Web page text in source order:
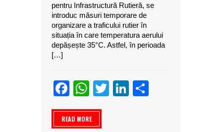
pentru Infrastructură Rutieră, se
introduc măsuri temporare de
organizare a traficului rutier în
situația în care temperatura aerului
depășește 35°C. Astfel, în perioada
[…]
Facebook
WhatsApp
TwitterLinkedIn
READ MORE